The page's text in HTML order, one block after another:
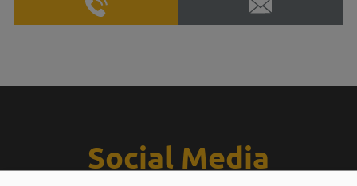
Social Media